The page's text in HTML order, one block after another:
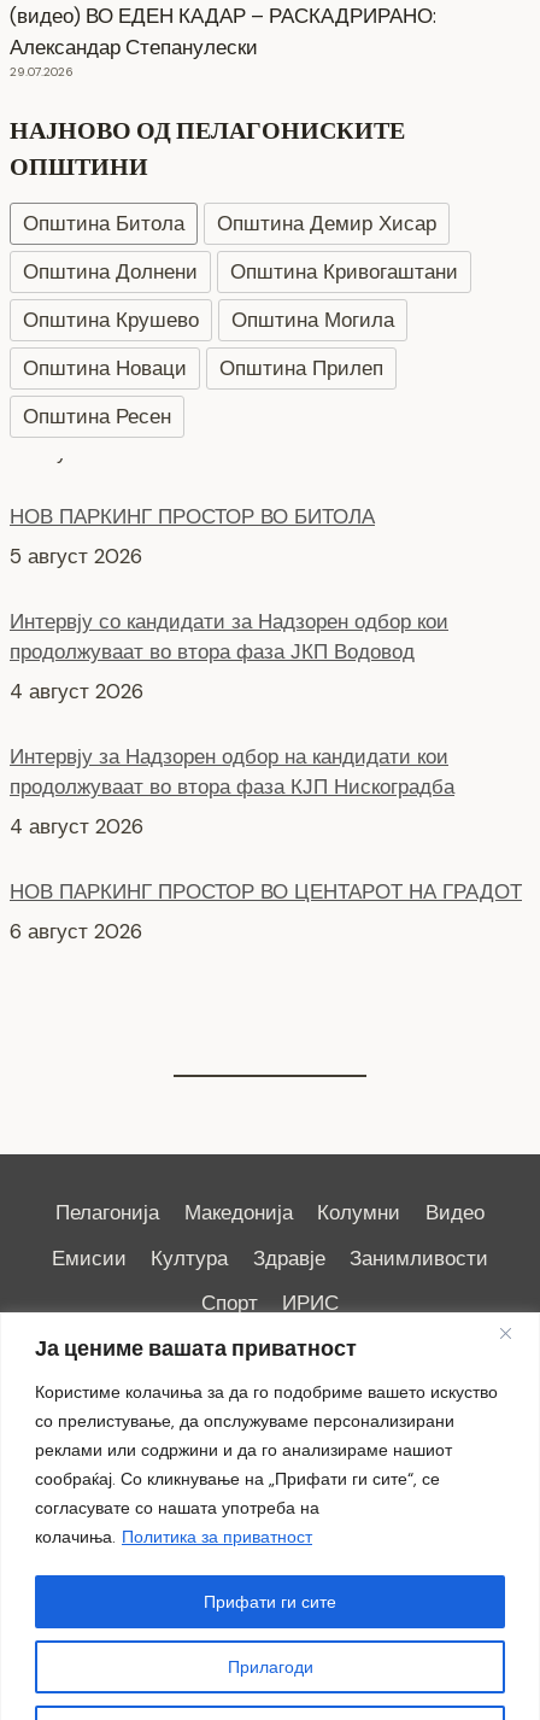
Ја цениме вашата приватност
Користиме колачиња за да го подобриме вашето искуство
со прелистување, да опслужуваме персонализирани
реклами или содржини и да го анализираме нашиот
сообраќај. Со кликнување на „Прифати ги сите“, се
согласувате со нашата употреба на
колачиња. Политика за приватност
Прилагоди
Прифати ги сите
(видео) ВО ЕДЕН КАДАР – РАСКАДРИРАНО:
Александар Степанулески
29.07.2026
НАЈНОВО ОД ПЕЛАГОНИСКИТЕ
ОПШТИНИ
Општина Битола
Општина Демир Хисар
Општина Долнени
Општина Кривогаштани
Општина Крушево
Општина Могила
Општина Новаци
Општина Прилеп
Општина Ресен
5 август 2026
продолжуваат во втора фаза ЈКП Водовод
4 август 2026
продолжуваат во втора фаза КЈП Нискоградба
4 август 2026
6 август 2026
Пелагонија Македонија Колумни
Видео
Емисии
Култура Здравје
Занимливости
Спорт
ИРИС
Импресум|Маркетинг
© 2018 - 2026 ОТВ